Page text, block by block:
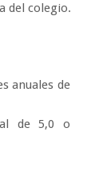
del colegio.
anuales de
de 5,0 o